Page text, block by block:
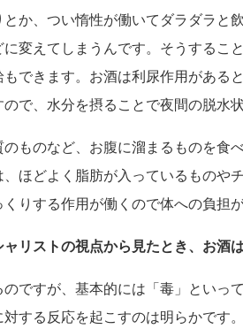
か、つい惰性が働いてダラダラと
に変えてしまうんです。そうするこ
できます。お酒は利尿作用がある
で、水分を摂ることで夜間の脱水
のものなど、お腹に溜まるものを食
ほどよく脂肪が入っているものや
りする作用が働くので体への負担
リストの視点から見たとき、お酒
ですが、基本的には「毒」といっ
する反応を起こすのは明らかです